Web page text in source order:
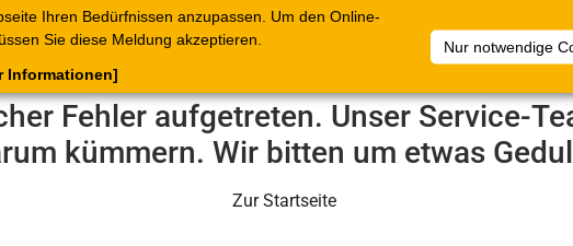
Ihren Bedürfnissen anzupassen. Um den Online-
Sie diese Meldung akzeptieren.
Nur notwendige
Informationen]
Warenkorb Belege Artikelsammlungen
Fehler aufgetreten. Unser Service-
kümmern. Wir bitten um etwas
Zur Startseite